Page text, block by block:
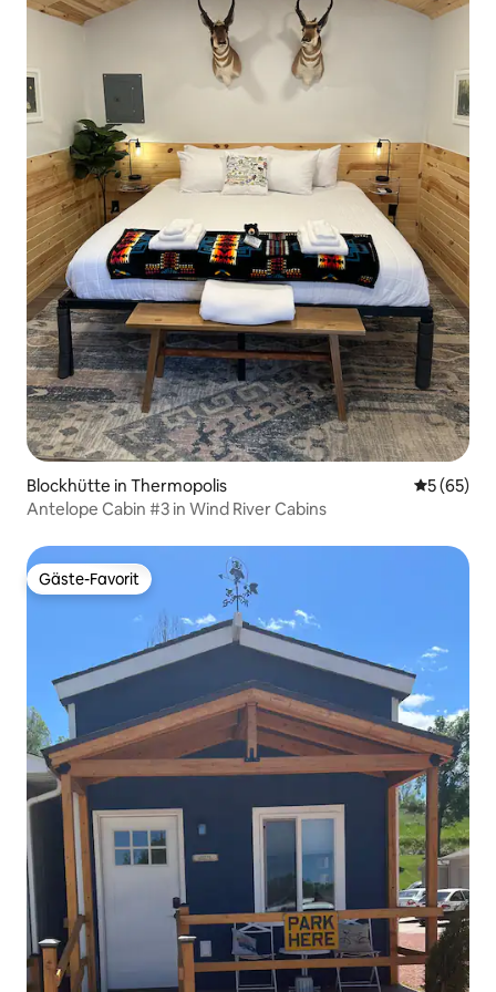
Blockhütte in Thermopolis
5 (65)
Antelope Cabin #3 in Wind River Cabins
Gäste-Favorit
Gäste-Favorit